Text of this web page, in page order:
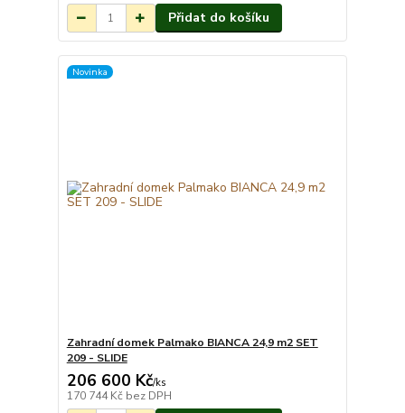
Přidat do košíku
Novinka
Zahradní domek Palmako BIANCA 24,9 m2 SET
209 - SLIDE
206 600 Kč/ks
170 744 Kč bez DPH